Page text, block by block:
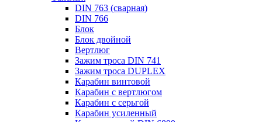
DIN 763 (сварная)
DIN 766
Блок
Блок двойной
Вертлюг
Зажим троса DIN 741
Зажим троса DUPLEX
Карабин винтовой
Карабин с вертлюгом
Карабин с серьгой
Карабин усиленный